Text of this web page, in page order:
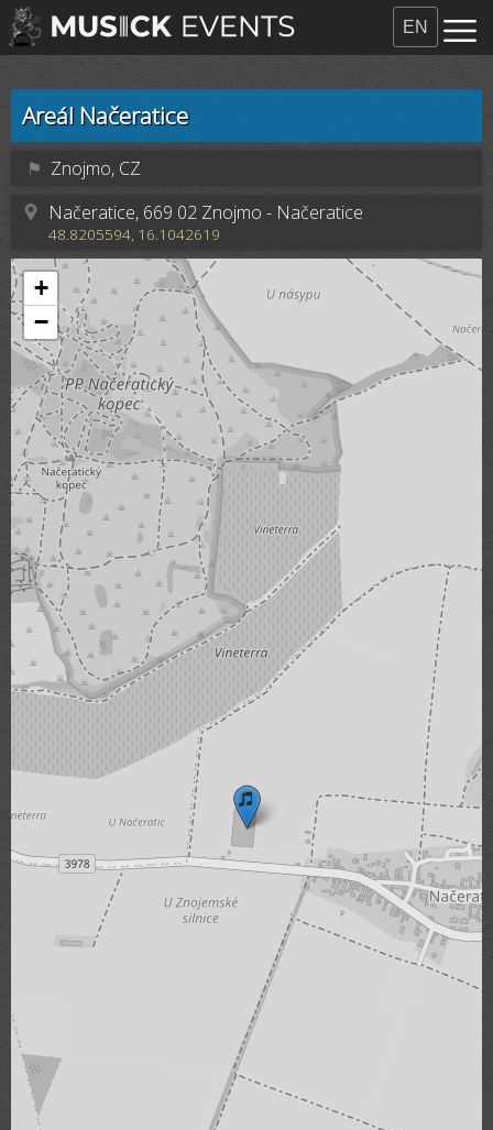
EN
Areál Načeratice
⚑ Znojmo, CZ
Načeratice, 669 02 Znojmo - Načeratice
48.8205594, 16.1042619
+
−